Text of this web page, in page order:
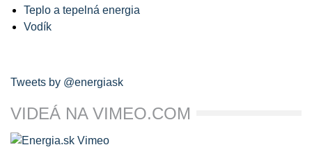
Teplo a tepelná energia
Vodík
Tweets by @energiask
VIDEÁ NA VIMEO.COM